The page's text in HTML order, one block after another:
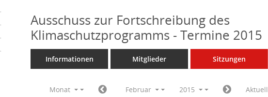
Ausschuss zur Fortschreibung des
Klimaschutzprogramms - Termine 2015
Informationen Mitglieder Sitzungen
Monat Februar 2015 Aktuell